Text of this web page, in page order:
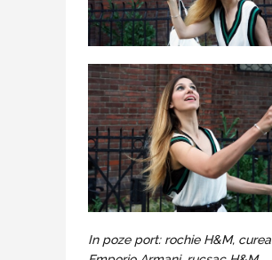
In poze port: rochie H&M, curea